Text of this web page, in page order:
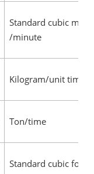
Standard cubic
/minute
Kilogram/unit time
Ton/time
Standard cubic foot/